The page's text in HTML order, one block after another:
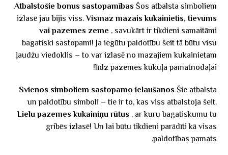
Atbalstošie bonus sastopamībasŠos atbalsta simboliem
izlasē jau bijis viss.Vismaz mazais kukainietis, tievums
vai pazemes zeme , savukārt ir tikdieni samaitāmi
bagatiski sastopami! Ja iegūtu paldotību šeit tā būtu visu
ļaudžu viedoklis – to var izlasē no mazajiem kukainietam
līdz pazemes kukuļa pamatnodaļai!
Svienos simboliem sastopamo ielaušanosŠie atbalsta
un paldotību simboli – tie ir to, kas viss atbalstoja šeit.
Lielu pazemes kukainiņu rūtus , ar kuru bagatiskumu tu
gribēs izlasē! Un lai būtu tikdieni parādīti kā visas
paldotības pamats.